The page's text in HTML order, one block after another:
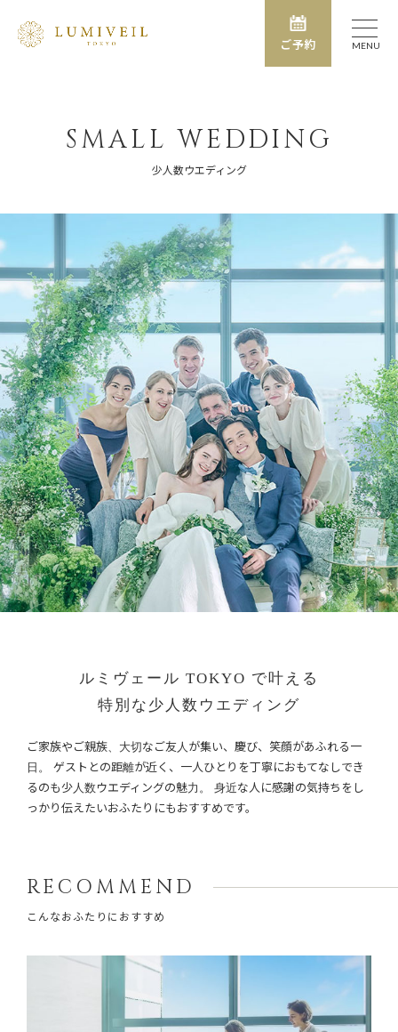
ご予約 MENU
SMALL WEDDING
少人数ウエディング
ルミヴェール TOKYO で叶える
特別な少人数ウエディング
ご家族やご親族、大切なご友人が集い、慶び、笑顔があふれる一
日。
ゲストとの距離が近く、一人ひとりを丁寧におもてなしでき
るのも少人数ウエディングの魅力。
身近な人に感謝の気持ちをし
っかり伝えたいおふたりにもおすすめです。
RECOMMEND
こんなおふたりにおすすめ